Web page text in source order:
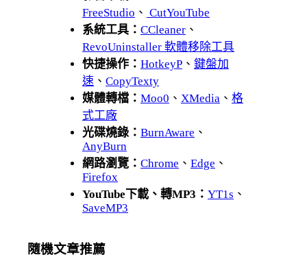
FreeStudio 、 CutYouTube
系統工具： CCleaner 、
RevoUninstaller 軟體移除工具
快捷操作： HotkeyP 、 鍵盤加
速 、 CopyTexty
媒體轉檔： Moo0 、 XMedia 、 格
式工廠
光碟燒錄： BurnAware 、
AnyBurn
網路瀏覽： Chrome 、 Edge 、
Firefox
YouTube下載、轉MP3： YT1s 、
SaveMP3
隨機文章推薦